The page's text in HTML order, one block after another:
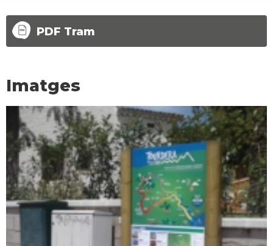
PDF Tram
Imatges